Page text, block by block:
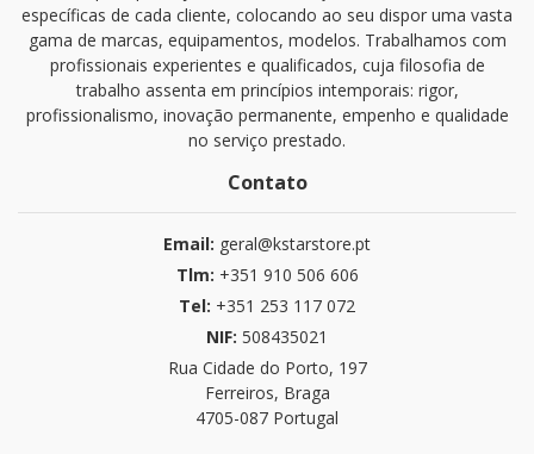
específicas de cada cliente, colocando ao seu dispor uma vasta
gama de marcas, equipamentos, modelos. Trabalhamos com
profissionais experientes e qualificados, cuja filosofia de
trabalho assenta em princípios intemporais: rigor,
profissionalismo, inovação permanente, empenho e qualidade
no serviço prestado.
Contato
Email: geral@kstarstore.pt
Tlm: +351 910 506 606
Tel: +351 253 117 072
NIF: 508435021
Rua Cidade do Porto, 197
Ferreiros, Braga
4705-087 Portugal